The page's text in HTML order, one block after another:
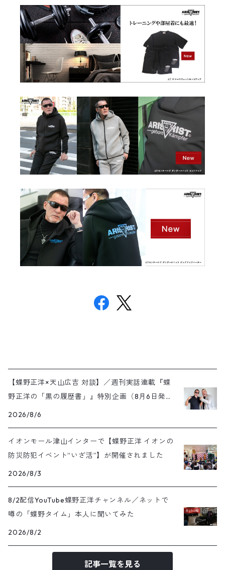
【蝶野正洋×天山広吉 対談】／週刊実話連載『蝶
野正洋の「黒の履歴書」』特別企画（8月6日発売
号）
2026/8/6
イオンモール津山インターで【蝶野正洋 イオンの
防災防犯イベント“いざ活”】が開催されました
2026/8/3
8/2配信YouTube蝶野正洋チャンネル／ネットで
噂の「蝶野タイム」本人に聞いてみた
2026/8/2
記事一覧を見る